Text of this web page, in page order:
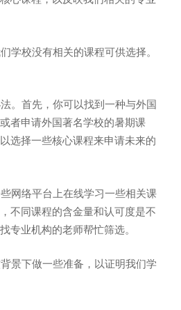
学校没有相关的课程可供选择。
。首先，你可以找到一种与外国
者申请外国著名学校的暑期课
选择一些核心课程来申请未来的
网络平台上在线学习一些相关课
不同课程的含金量和认可度是不
专业机构的老师帮忙筛选。
景下做一些准备，以证明我们学